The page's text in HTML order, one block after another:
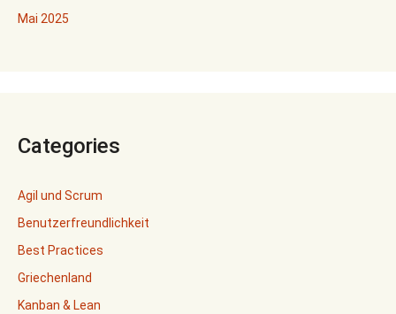
Mai 2025
Categories
Agil und Scrum
Benutzerfreundlichkeit
Best Practices
Griechenland
Kanban & Lean